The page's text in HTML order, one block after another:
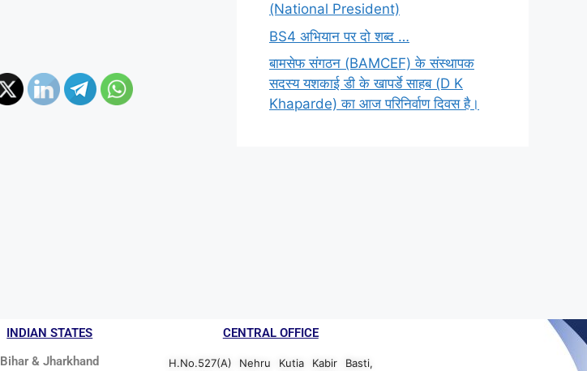
(National President)
BS4 अभियान पर दो शब्द …
बामसेफ संगठन (BAMCEF) के संस्थापक
सदस्य यशकाई डी के खापर्डे साहब (D K
Khaparde) का आज परिनिर्वाण दिवस है।
INDIAN STATES
Bihar & Jharkhand
CENTRAL OFFICE
H.No.527(A) Nehru Kutia Kabir Basti,